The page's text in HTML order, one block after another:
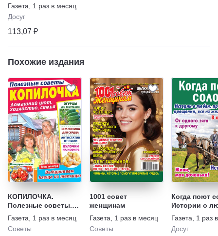
Газета
1 раз в месяц
Досуг
113,07 ₽
Похожие издания
КОПИЛОЧКА.
Полезные советы.
Домашний уют,
хозяйство, семья
Газета
1 раз в месяц
Советы
1001 совет
женщинам
Газета
1 раз в месяц
Советы
Когда поют
Истории о
прощении,
жизни
Газета
1 раз
Досуг